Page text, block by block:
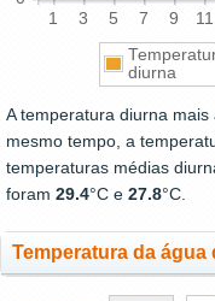
1 3 5 7 9 11
diurna
A temperatura diurna
mesmo tempo, a
temperaturas médias
foram 29.4°C e 27.8°C.
Temperatura da água